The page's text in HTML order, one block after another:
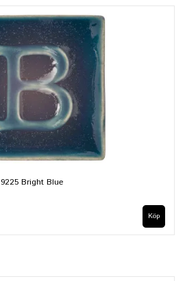
9225 Bright Blue